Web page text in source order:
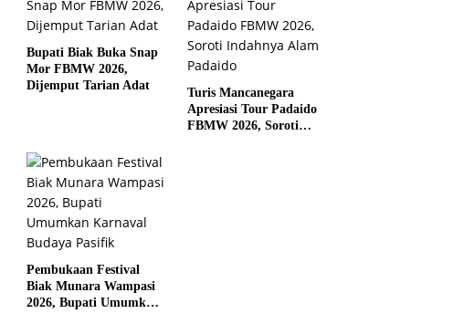
Bupati Biak Buka Snap
Mor FBMW 2026,
Dijemput Tarian Adat
Turis Mancanegara
Apresiasi Tour Padaido
FBMW 2026, Soroti
Pembukaan Festival
Biak Munara Wampasi
2026, Bupati Umumkan